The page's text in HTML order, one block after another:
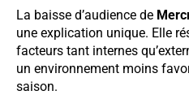
La baisse d’audience de
une explication unique. Elle
facteurs tant internes
un environnement moins
saison.